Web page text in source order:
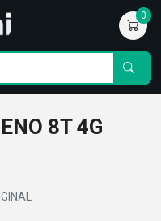
0
8T 4G